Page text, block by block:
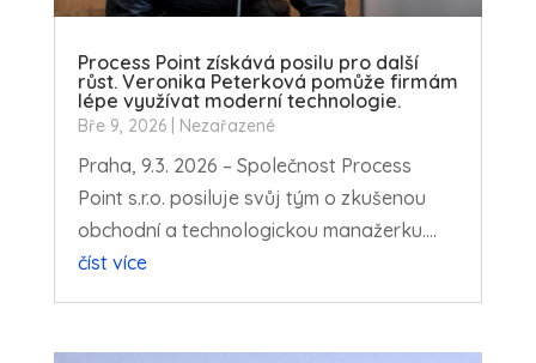
Process Point získává posilu pro další
růst. Veronika Peterková pomůže firmám
lépe využívat moderní technologie.
Bře 9, 2026| Nezařazené
Praha, 9.3. 2026 – Společnost Process
Point s.r.o. posiluje svůj tým o zkušenou
obchodní a technologickou manažerku....
číst více